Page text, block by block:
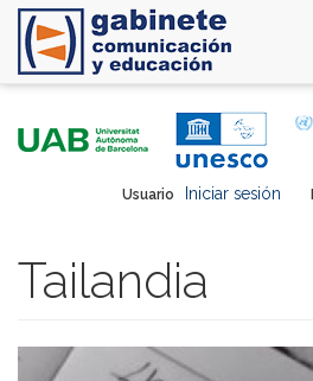
Usuario Iniciar sesión
Tailandia